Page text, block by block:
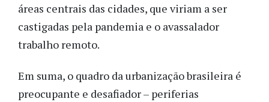
áreas centrais das cidades, que viriam a ser
castigadas pela pandemia e o avassalador
trabalho remoto.
Em suma, o quadro da urbanização brasileira é
preocupante e desafiador – periferias